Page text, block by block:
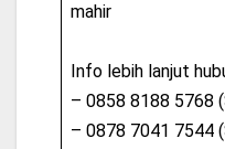
mahir
Info lebih lanjut
– 0858 8188 5768
– 0878 7041 7544